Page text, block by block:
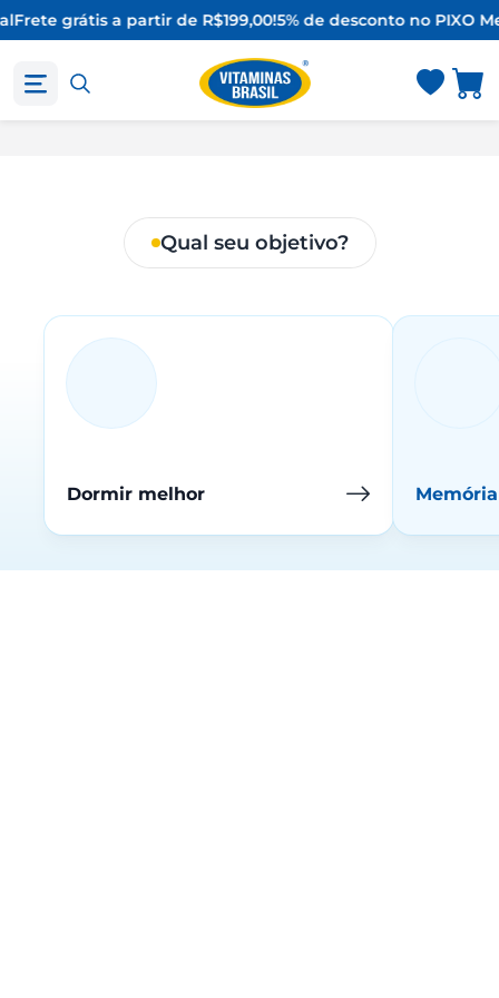
Frete grátis a partir de R$199,00!5% de desconto no PIXO
Qual seu objetivo?
Dormir melhor